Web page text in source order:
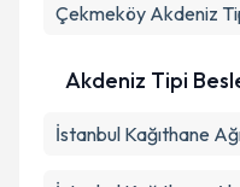
Çekmeköy Akdeniz
Akdeniz Tipi
İstanbul Kağıthane